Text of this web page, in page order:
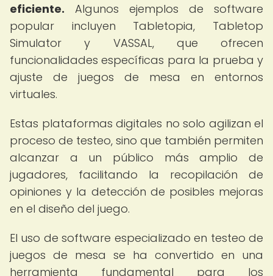
eficiente. Algunos ejemplos de software
popular incluyen Tabletopia, Tabletop
Simulator y VASSAL, que ofrecen
funcionalidades específicas para la prueba y
ajuste de juegos de mesa en entornos
virtuales.
Estas plataformas digitales no solo agilizan el
proceso de testeo, sino que también permiten
alcanzar a un público más amplio de
jugadores, facilitando la recopilación de
opiniones y la detección de posibles mejoras
en el diseño del juego.
El uso de software especializado en testeo de
juegos de mesa se ha convertido en una
herramienta fundamental para los